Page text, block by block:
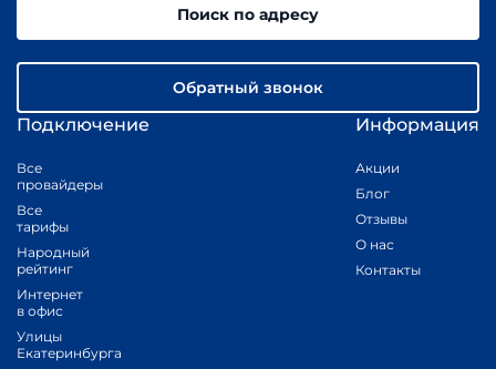
Подключение
Все
провайдеры
Все
тарифы
Народный
рейтинг
Интернет
в офис
Улицы
Екатеринбурга
Информация
Акции
Блог
Отзывы
О нас
Контакты
Поиск по адресу
Обратный звонок